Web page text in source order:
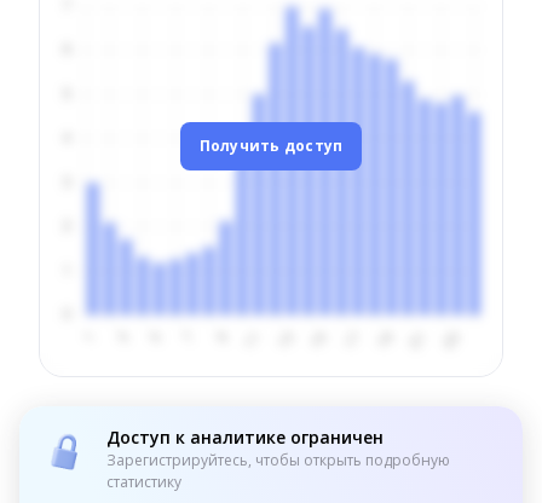
Получить доступ
Доступ к аналитике ограничен
Зарегистрируйтесь, чтобы открыть подробную
статистику